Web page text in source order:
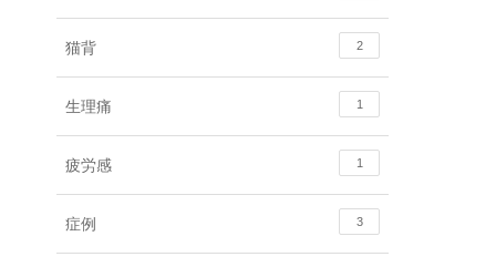
猫背 2
生理痛 1
疲労感 1
症例 3